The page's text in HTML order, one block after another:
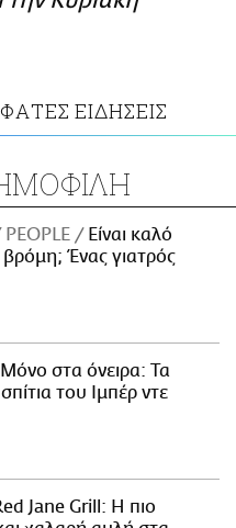
ΕΙΔΗΣΕΙΣ
PEOPLE
Είναι καλό
Ένας γιατρός
στα όνειρα: Τα
του Ιμπέρ ντε
Jane Grill: Η πιο